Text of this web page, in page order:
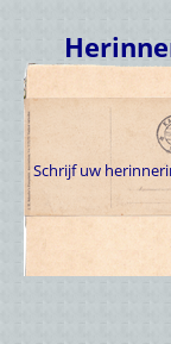
Schrijf uw